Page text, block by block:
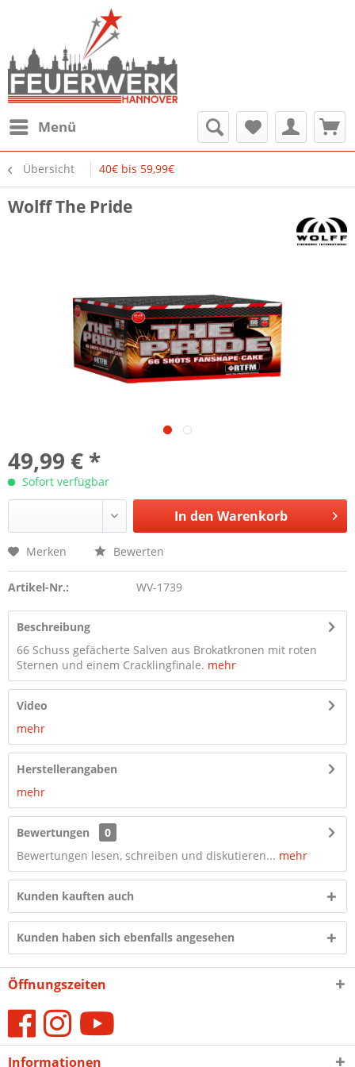
Menü
Übersicht 40€ bis 59,99€
Wolff The Pride
49,99 € *
Sofort verfügbar
In den Warenkorb
Merken Bewerten
Artikel-Nr.: WV-1739
Beschreibung
66 Schuss gefächerte Salven aus Brokatkronen mit roten
Sternen und einem Cracklingfinale. mehr
Video
mehr
Herstellerangaben
mehr
Bewertungen
0
Bewertungen lesen, schreiben und diskutieren... mehr
Kunden kauften auch
Kunden haben sich ebenfalls angesehen
Öffnungszeiten
Informationen